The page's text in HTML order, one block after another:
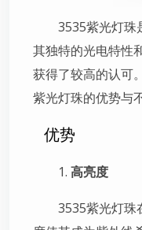
3535紫光灯珠
其独特的光电特性
获得了较高的认可
紫光灯珠的优势与
优势
1. 高亮度
3535紫光灯珠